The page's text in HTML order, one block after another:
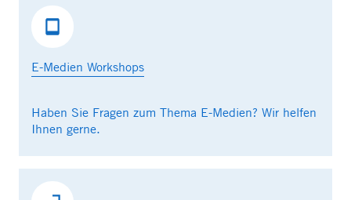
E-Medien Workshops
Haben Sie Fragen zum Thema E-Medien? Wir helfen
Ihnen gerne.